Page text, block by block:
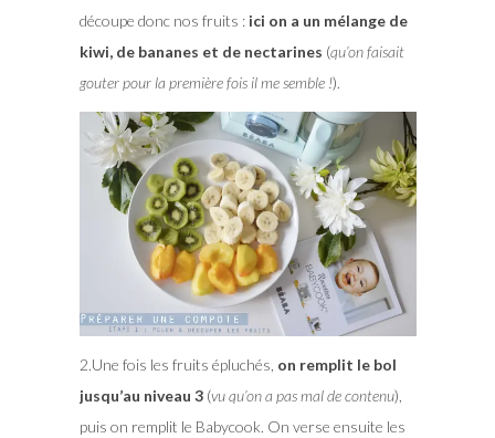
découpe donc nos fruits :ici on a un mélange de
kiwi, de bananes et de nectarines (qu’on faisait
gouter pour la première fois il me semble !).
2.Une fois les fruits épluchés, on remplit le bol
jusqu’au niveau 3(vu qu’on a pas mal de contenu),
puis on remplit le Babycook. On verse ensuite les